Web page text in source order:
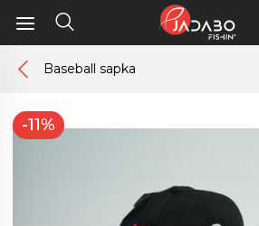
Baseball sapka
-11%